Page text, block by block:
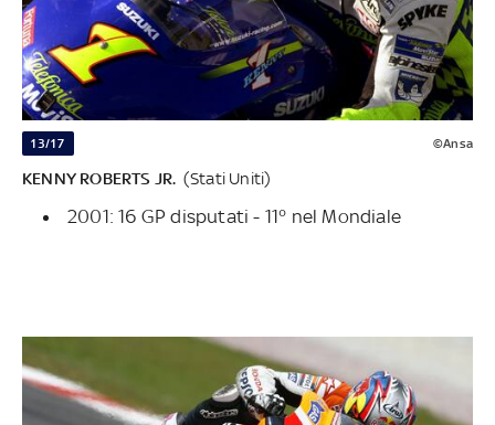
13/17 ©Ansa
KENNY ROBERTS JR. (Stati Uniti)
2001: 16 GP disputati - 11° nel Mondiale